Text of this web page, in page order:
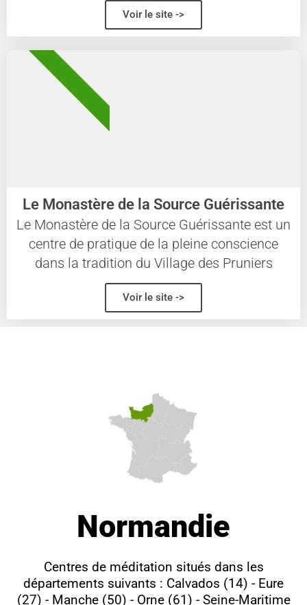
Voir le site ->
Le Monastère de la Source Guérissante
Le Monastère de la Source Guérissante est un
centre de pratique de la pleine conscience
dans la tradition du Village des Pruniers
Voir le site ->
77 - SEINE-ET-MARNE
Normandie
Centres de méditation situés dans les
départements suivants : Calvados (14) - Eure
(27) - Manche (50) - Orne (61) - Seine-Maritime